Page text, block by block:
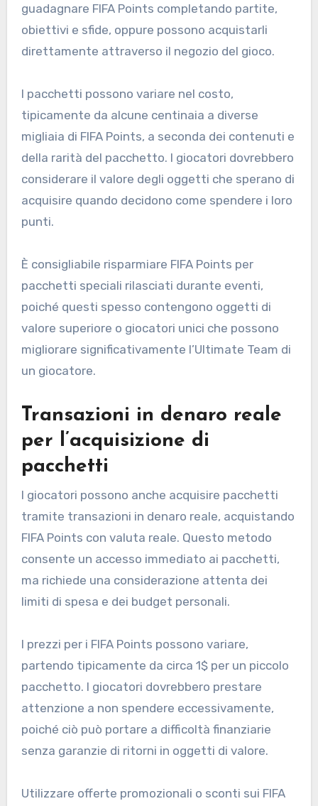
guadagnare FIFA Points completando partite,
obiettivi e sfide, oppure possono acquistarli
direttamente attraverso il negozio del gioco.
I pacchetti possono variare nel costo,
tipicamente da alcune centinaia a diverse
migliaia di FIFA Points, a seconda dei contenuti e
della rarità del pacchetto. I giocatori dovrebbero
considerare il valore degli oggetti che sperano di
acquisire quando decidono come spendere i loro
punti.
È consigliabile risparmiare FIFA Points per
pacchetti speciali rilasciati durante eventi,
poiché questi spesso contengono oggetti di
valore superiore o giocatori unici che possono
migliorare significativamente l’Ultimate Team di
un giocatore.
Transazioni in denaro reale
per l’acquisizione di
pacchetti
I giocatori possono anche acquisire pacchetti
tramite transazioni in denaro reale, acquistando
FIFA Points con valuta reale. Questo metodo
consente un accesso immediato ai pacchetti,
ma richiede una considerazione attenta dei
limiti di spesa e dei budget personali.
I prezzi per i FIFA Points possono variare,
partendo tipicamente da circa 1$ per un piccolo
pacchetto. I giocatori dovrebbero prestare
attenzione a non spendere eccessivamente,
poiché ciò può portare a difficoltà finanziarie
senza garanzie di ritorni in oggetti di valore.
Utilizzare offerte promozionali o sconti sui FIFA